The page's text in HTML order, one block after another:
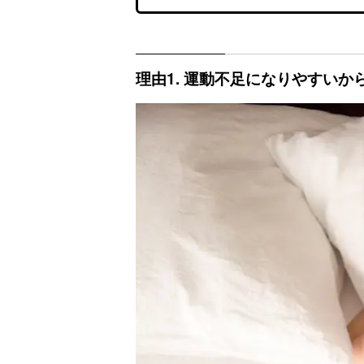
理由1. 運動不足になりやすいか